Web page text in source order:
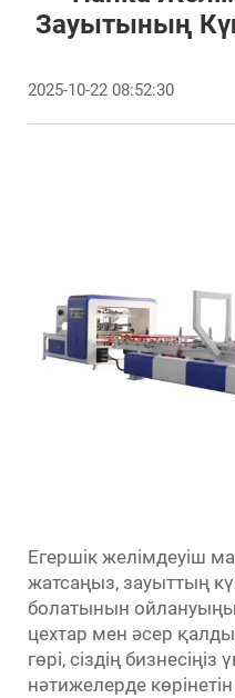
Зауытының
2025-10-22 08:52:30
Егершік желімдеуіш
жатсаңыз, зауыттың
болатынын
цехтар мен әсер
гөрі, сіздің
нәтижелерде